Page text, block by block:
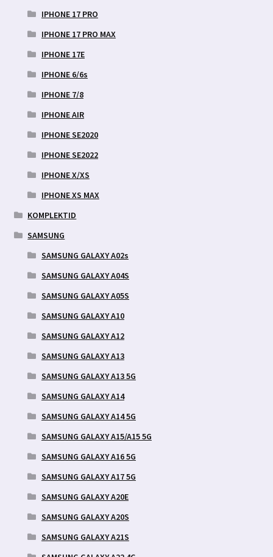
IPHONE 17 PRO
IPHONE 17 PRO MAX
IPHONE 17E
IPHONE 6/6s
IPHONE 7/8
IPHONE AIR
IPHONE SE2020
IPHONE SE2022
IPHONE X/XS
IPHONE XS MAX
KOMPLEKTID
SAMSUNG
SAMSUNG GALAXY A02s
SAMSUNG GALAXY A04S
SAMSUNG GALAXY A05S
SAMSUNG GALAXY A10
SAMSUNG GALAXY A12
SAMSUNG GALAXY A13
SAMSUNG GALAXY A13 5G
SAMSUNG GALAXY A14
SAMSUNG GALAXY A14 5G
SAMSUNG GALAXY A15/A15 5G
SAMSUNG GALAXY A16 5G
SAMSUNG GALAXY A17 5G
SAMSUNG GALAXY A20E
SAMSUNG GALAXY A20S
SAMSUNG GALAXY A21S